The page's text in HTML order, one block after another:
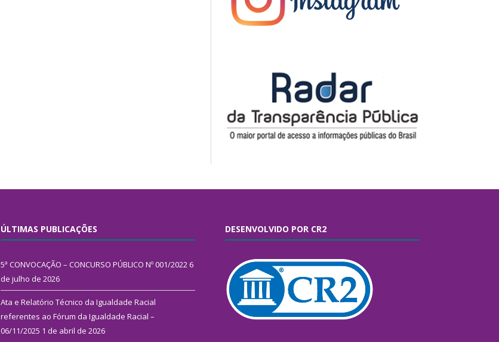
ÚLTIMAS PUBLICAÇÕES
5ª CONVOCAÇÃO – CONCURSO PÚBLICO Nº 001/2022 6
de julho de 2026
Ata e Relatório Técnico da Igualdade Racial
referentes ao Fórum da Igualdade Racial –
06/11/2025 1 de abril de 2026
DESENVOLVIDO POR CR2